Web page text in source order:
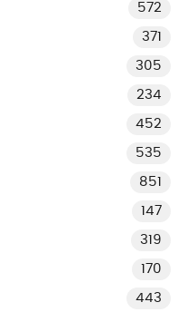
572
371
305
234
452
535
851
147
319
170
443